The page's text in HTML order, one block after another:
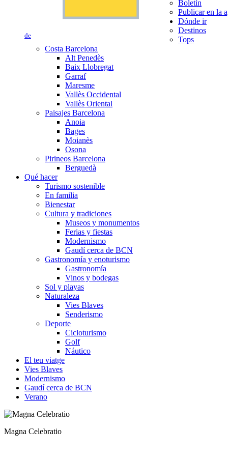
de
Boletín
Publicar en la
Dónde ir
Destinos
Tops
Costa Barcelona
Alt Penedès
Baix Llobregat
Garraf
Maresme
Vallès Occidental
Vallès Oriental
Paisajes Barcelona
Anoia
Bages
Moianès
Osona
Pirineos Barcelona
Berguedà
Qué hacer
Turismo sostenible
En familia
Bienestar
Cultura y tradiciones
Museos y monumentos
Ferias y fiestas
Modernismo
Gaudí cerca de BCN
Gastronomía y enoturismo
Gastronomía
Vinos y bodegas
Sol y playas
Naturaleza
Vies Blaves
Senderismo
Deporte
Cicloturismo
Golf
Náutico
El teu viatge
Vies Blaves
Modernismo
Gaudí cerca de BCN
Verano